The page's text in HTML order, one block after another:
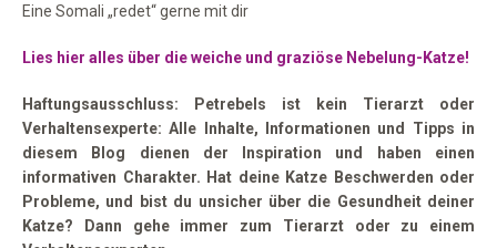
Eine Somali „redet“ gerne mit dir
Lies hier alles über die weiche und graziöse Nebelung-Katze!
Haftungsausschluss: Petrebels ist kein Tierarzt oder
Verhaltensexperte: Alle Inhalte, Informationen und Tipps in
diesem Blog dienen der Inspiration und haben einen
informativen Charakter. Hat deine Katze Beschwerden oder
Probleme, und bist du unsicher über die Gesundheit deiner
Katze? Dann gehe immer zum Tierarzt oder zu einem